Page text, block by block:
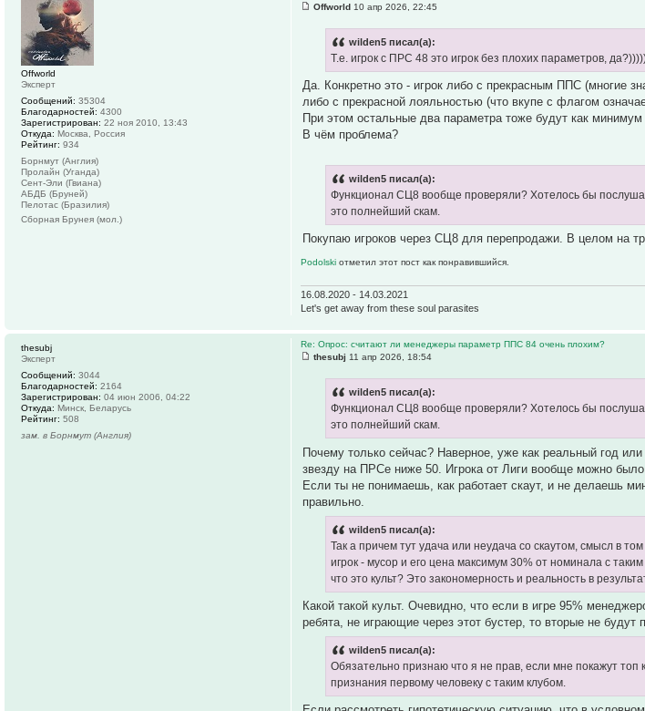
Offworld 10 апр 2026, 22:45
wilden5 писал(а):
Т.е. игрок с ПРС 48 это игрок без плохих параметров,
Да. Конкретно это - игрок либо с прекрасным ППС (многие
либо с прекрасной лояльностью (что вкупе с флагом
При этом остальные два параметра тоже будут как минимум
В чём проблема?
wilden5 писал(а):
Функционал СЦ8 вообще проверяли? Хотелось бы
это полнейший скам.
Покупаю игроков через СЦ8 для перепродажи. В целом на
Podolskiотметил этот пост как понравившийся.
16.08.2020 - 14.03.2021
Let's get away from these soul parasites
Offworld
Эксперт
Сообщений: 35304
Благодарностей: 4300
Зарегистрирован: 22 ноя 2010, 13:43
Откуда: Москва, Россия
Рейтинг: 934
Борнмут (Англия)
Пролайн (Уганда)
Сент-Эли (Гвиана)
АБДБ (Бруней)
Пелотас (Бразилия)
Сборная Брунея (мол.)
Re: Опрос: считают ли менеджеры параметр ППС 84 очень плохим?
thesubj 11 апр 2026, 18:54
wilden5 писал(а):
Функционал СЦ8 вообще проверяли? Хотелось бы
это полнейший скам.
Почему только сейчас? Наверное, уже как реальный год
звезду на ПРСе ниже 50. Игрока от Лиги вообще можно
Если ты не понимаешь, как работает скаут, и не делаешь
правильно.
wilden5 писал(а):
Так а причем тут удача или неудача со скаутом, смысл в
игрок - мусор и его цена максимум 30% от номинала с
что это культ? Это закономерность и реальность в
Какой такой культ. Очевидно, что если в игре 95%
ребята, не играющие через этот бустер, то вторые не
wilden5 писал(а):
Обязательно признаю что я не прав, если мне покажут
признания первому человеку с таким клубом.
thesubj
Эксперт
Сообщений: 3044
Благодарностей: 2164
Зарегистрирован: 04 июн 2006, 04:22
Откуда: Минск, Беларусь
Рейтинг: 508
зам. в Борнмут (Англия)